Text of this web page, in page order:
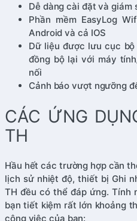
Dễ dàng cài đặt và giám
Phần mềm EasyLog
Android và cả IOS
Dữ liệu được lưu cục
đồng bộ lại với máy
nối
Cảnh báo vượt ngưỡng
CÁC ỨNG
TH
Hầu hết các trường hợp cần
lịch sử nhiệt độ, thiết bị Ghi
TH đều có thể đáp ứng. Tính
bạn tiết kiệm rất lớn khoảng
công việc của bạn: